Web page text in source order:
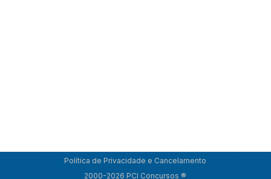
Política de Privacidade e Cancelamento
2000-2026 PCI Concursos ®